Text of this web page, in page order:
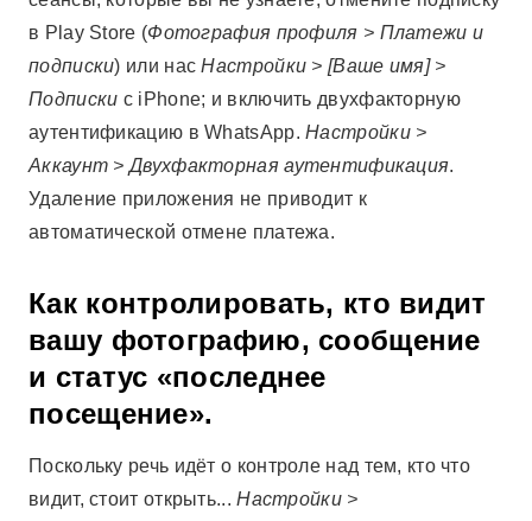
в Play Store (Фотография профиля > Платежи и
подписки) или насНастройки > [Ваше имя] >
Подписки с iPhone; и включить двухфакторную
аутентификацию в WhatsApp.Настройки >
Аккаунт > Двухфакторная аутентификация.
Удаление приложения не приводит к
автоматической отмене платежа.
Как контролировать, кто видит
вашу фотографию, сообщение
и статус «последнее
посещение».
Поскольку речь идёт о контроле над тем, кто что
видит, стоит открыть...Настройки >